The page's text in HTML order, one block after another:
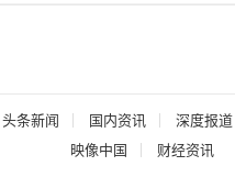
头条新闻 国内资讯 深度报道
映像中国
财经资讯